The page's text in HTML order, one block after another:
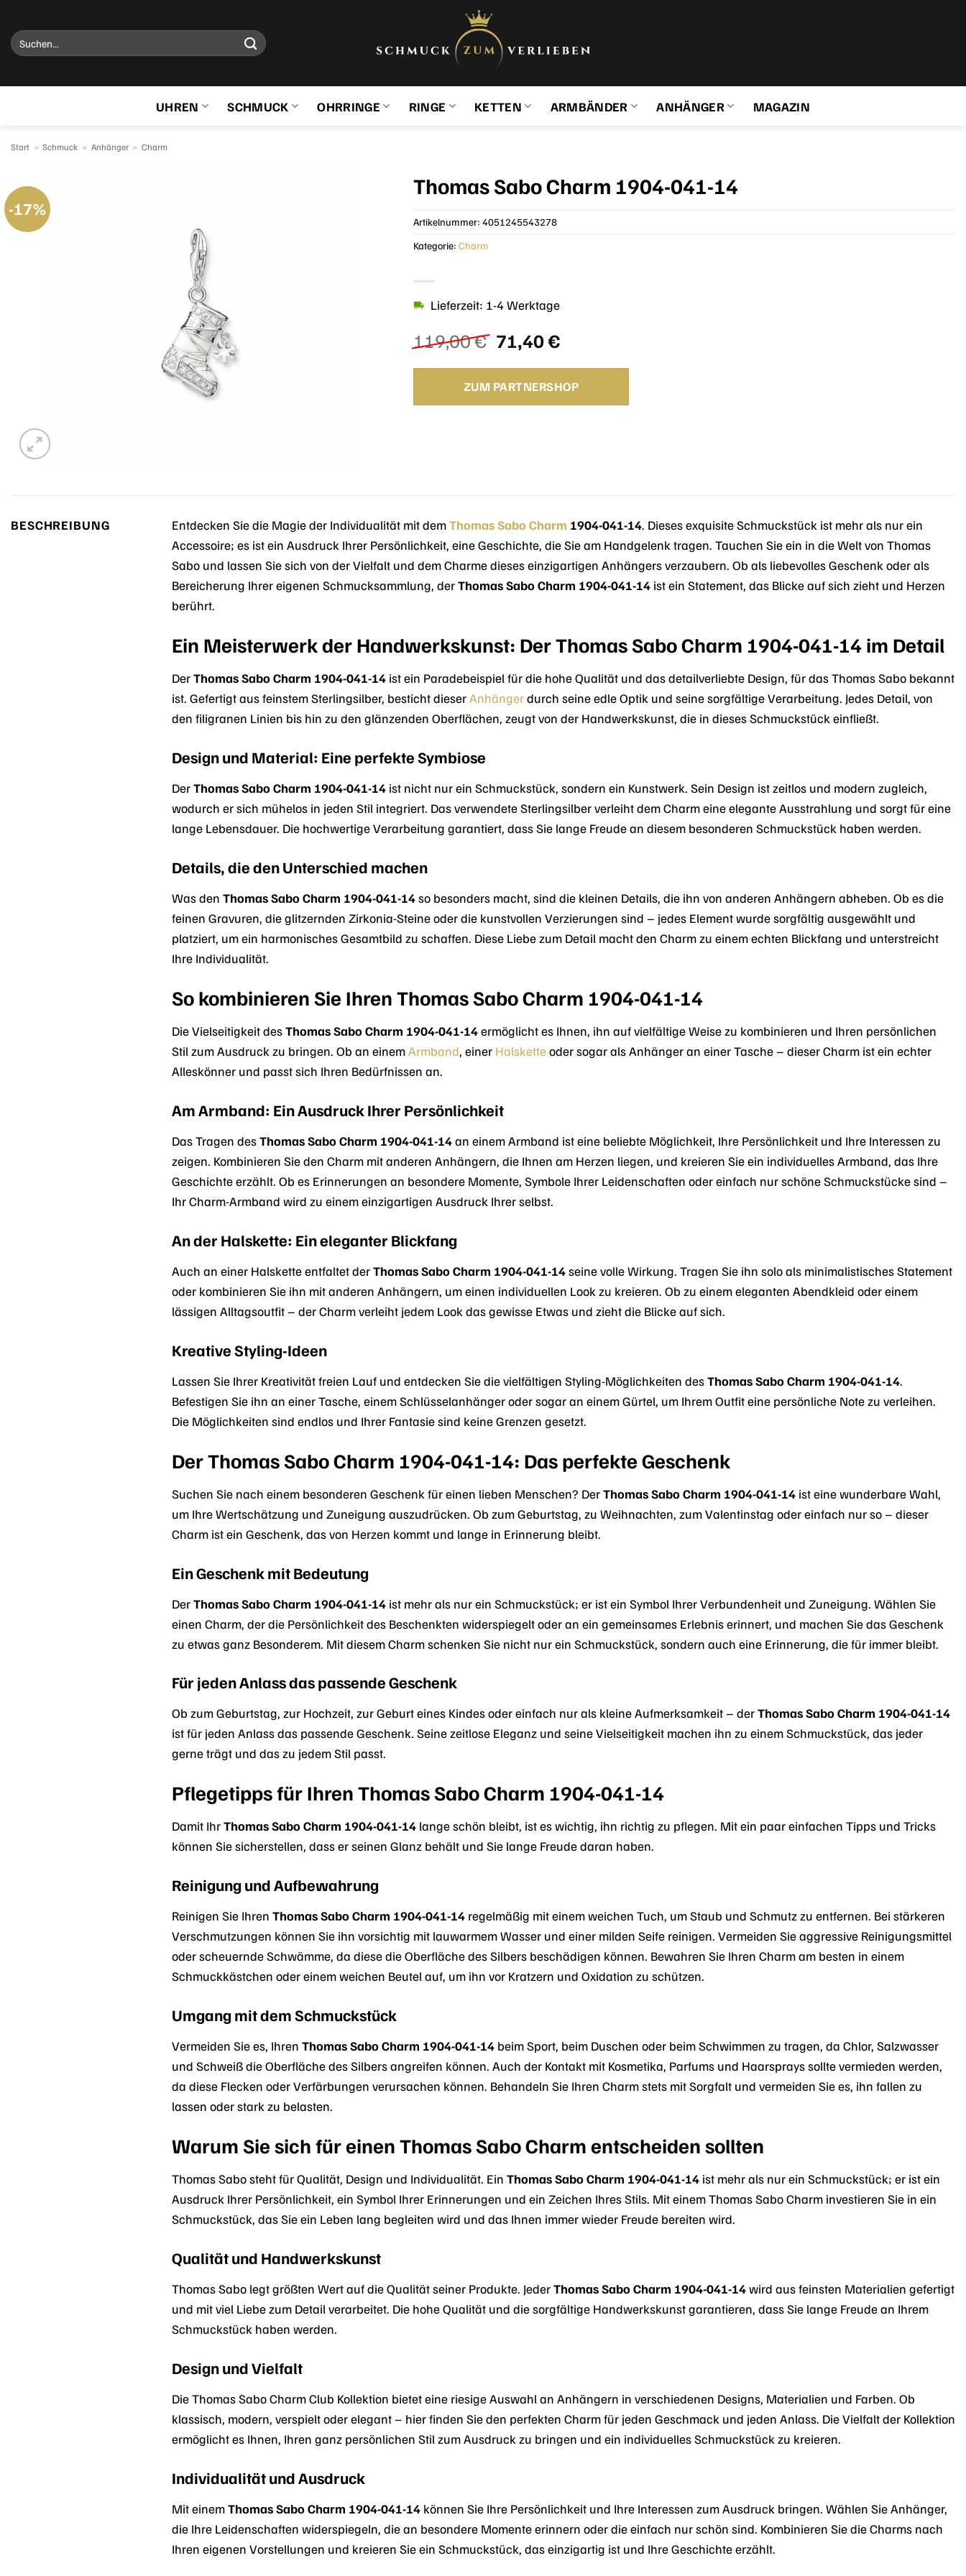
Inhalt
springen
Suchen
nach:
UHREN SCHMUCK OHRRINGE RINGE KETTEN ARMBÄNDER ANHÄNGER MAGAZIN
Start » Schmuck » Anhänger » Charm
-17%
Thomas Sabo Charm 1904-041-14
119,00€ Ursprünglicher
Preis
war:
119,00 €
71,40€Aktueller
ist:
71,40 €.
Lieferzeit: 1-4 Werktage
ZUM PARTNERSHOP
Artikelnummer: 4051245543278
Kategorie: Charm
BESCHREIBUNG Entdecken Sie die Magie der Individualität mit demThomas SaboCharm 1904-041-14. Dieses exquisite Schmuckstück ist mehr als nur ein
Accessoire; es ist ein Ausdruck Ihrer Persönlichkeit, eine Geschichte, die Sie am Handgelenk tragen. Tauchen Sie ein in die Welt von Thomas
Sabo und lassen Sie sich von der Vielfalt und dem Charme dieses einzigartigen Anhängers verzaubern. Ob als liebevolles Geschenk oder als
Bereicherung Ihrer eigenen Schmucksammlung, derThomas Sabo Charm 1904-041-14 ist ein Statement, das Blicke auf sich zieht und Herzen
berührt.
Ein Meisterwerk der Handwerkskunst: Der Thomas Sabo Charm 1904-041-14 im Detail
DerThomas Sabo Charm 1904-041-14 ist ein Paradebeispiel für die hohe Qualität und das detailverliebte Design, für das Thomas Sabo bekannt
ist. Gefertigt aus feinstem Sterlingsilber, besticht dieserAnhängerdurch seine edle Optik und seine sorgfältige Verarbeitung. Jedes Detail, von
den filigranen Linien bis hin zu den glänzenden Oberflächen, zeugt von der Handwerkskunst, die in dieses Schmuckstück einfließt.
Design und Material: Eine perfekte Symbiose
DerThomas Sabo Charm 1904-041-14 ist nicht nur ein Schmuckstück, sondern ein Kunstwerk. Sein Design ist zeitlos und modern zugleich,
wodurch er sich mühelos in jeden Stil integriert. Das verwendete Sterlingsilber verleiht dem Charm eine elegante Ausstrahlung und sorgt für eine
lange Lebensdauer. Die hochwertige Verarbeitung garantiert, dass Sie lange Freude an diesem besonderen Schmuckstück haben werden.
Details, die den Unterschied machen
Was den Thomas Sabo Charm 1904-041-14so besonders macht, sind die kleinen Details, die ihn von anderen Anhängern abheben. Ob es die
feinen Gravuren, die glitzernden Zirkonia-Steine oder die kunstvollen Verzierungen sind – jedes Element wurde sorgfältig ausgewählt und
platziert, um ein harmonisches Gesamtbild zu schaffen. Diese Liebe zum Detail macht den Charm zu einem echten Blickfang und unterstreicht
Ihre Individualität.
So kombinieren Sie Ihren Thomas Sabo Charm 1904-041-14
Die Vielseitigkeit desThomas Sabo Charm 1904-041-14ermöglicht es Ihnen, ihn auf vielfältige Weise zu kombinieren und Ihren persönlichen
Stil zum Ausdruck zu bringen. Ob an einemArmband, einer Halsketteoder sogar als Anhänger an einer Tasche – dieser Charm ist ein echter
Alleskönner und passt sich Ihren Bedürfnissen an.
Am Armband: Ein Ausdruck Ihrer Persönlichkeit
Das Tragen desThomas Sabo Charm 1904-041-14an einem Armband ist eine beliebte Möglichkeit, Ihre Persönlichkeit und Ihre Interessen zu
zeigen. Kombinieren Sie den Charm mit anderen Anhängern, die Ihnen am Herzen liegen, und kreieren Sie ein individuelles Armband, das Ihre
Geschichte erzählt. Ob es Erinnerungen an besondere Momente, Symbole Ihrer Leidenschaften oder einfach nur schöne Schmuckstücke sind –
Ihr Charm-Armband wird zu einem einzigartigen Ausdruck Ihrer selbst.
An der Halskette: Ein eleganter Blickfang
Auch an einer Halskette entfaltet derThomas Sabo Charm 1904-041-14seine volle Wirkung. Tragen Sie ihn solo als minimalistisches Statement
oder kombinieren Sie ihn mit anderen Anhängern, um einen individuellen Look zu kreieren. Ob zu einem eleganten Abendkleid oder einem
lässigen Alltagsoutfit – der Charm verleiht jedem Look das gewisse Etwas und zieht die Blicke auf sich.
Kreative Styling-Ideen
Lassen Sie Ihrer Kreativität freien Lauf und entdecken Sie die vielfältigen Styling-Möglichkeiten desThomas Sabo Charm 1904-041-14.
Befestigen Sie ihn an einer Tasche, einem Schlüsselanhänger oder sogar an einem Gürtel, um Ihrem Outfit eine persönliche Note zu verleihen.
Die Möglichkeiten sind endlos und Ihrer Fantasie sind keine Grenzen gesetzt.
Der Thomas Sabo Charm 1904-041-14: Das perfekte Geschenk
Suchen Sie nach einem besonderen Geschenk für einen lieben Menschen? DerThomas Sabo Charm 1904-041-14 ist eine wunderbare Wahl,
um Ihre Wertschätzung und Zuneigung auszudrücken. Ob zum Geburtstag, zu Weihnachten, zum Valentinstag oder einfach nur so – dieser
Charm ist ein Geschenk, das von Herzen kommt und lange in Erinnerung bleibt.
Ein Geschenk mit Bedeutung
DerThomas Sabo Charm 1904-041-14 ist mehr als nur ein Schmuckstück; er ist ein Symbol Ihrer Verbundenheit und Zuneigung. Wählen Sie
einen Charm, der die Persönlichkeit des Beschenkten widerspiegelt oder an ein gemeinsames Erlebnis erinnert, und machen Sie das Geschenk
zu etwas ganz Besonderem. Mit diesem Charm schenken Sie nicht nur ein Schmuckstück, sondern auch eine Erinnerung, die für immer bleibt.
Für jeden Anlass das passende Geschenk
Ob zum Geburtstag, zur Hochzeit, zur Geburt eines Kindes oder einfach nur als kleine Aufmerksamkeit – derThomas Sabo Charm 1904-041-14
ist für jeden Anlass das passende Geschenk. Seine zeitlose Eleganz und seine Vielseitigkeit machen ihn zu einem Schmuckstück, das jeder
gerne trägt und das zu jedem Stil passt.
Pflegetipps für Ihren Thomas Sabo Charm 1904-041-14
Damit IhrThomas Sabo Charm 1904-041-14 lange schön bleibt, ist es wichtig, ihn richtig zu pflegen. Mit ein paar einfachen Tipps und Tricks
können Sie sicherstellen, dass er seinen Glanz behält und Sie lange Freude daran haben.
Reinigung und Aufbewahrung
Reinigen Sie Ihren Thomas Sabo Charm 1904-041-14 regelmäßig mit einem weichen Tuch, um Staub und Schmutz zu entfernen. Bei stärkeren
Verschmutzungen können Sie ihn vorsichtig mit lauwarmem Wasser und einer milden Seife reinigen. Vermeiden Sie aggressive Reinigungsmittel
oder scheuernde Schwämme, da diese die Oberfläche des Silbers beschädigen können. Bewahren Sie Ihren Charm am besten in einem
Schmuckkästchen oder einem weichen Beutel auf, um ihn vor Kratzern und Oxidation zu schützen.
Umgang mit dem Schmuckstück
Vermeiden Sie es, Ihren Thomas Sabo Charm 1904-041-14 beim Sport, beim Duschen oder beim Schwimmen zu tragen, da Chlor, Salzwasser
und Schweiß die Oberfläche des Silbers angreifen können. Auch der Kontakt mit Kosmetika, Parfums und Haarsprays sollte vermieden werden,
da diese Flecken oder Verfärbungen verursachen können. Behandeln Sie Ihren Charm stets mit Sorgfalt und vermeiden Sie es, ihn fallen zu
lassen oder stark zu belasten.
Warum Sie sich für einen Thomas Sabo Charm entscheiden sollten
Thomas Sabo steht für Qualität, Design und Individualität. Ein Thomas Sabo Charm 1904-041-14 ist mehr als nur ein Schmuckstück; er ist ein
Ausdruck Ihrer Persönlichkeit, ein Symbol Ihrer Erinnerungen und ein Zeichen Ihres Stils. Mit einem Thomas Sabo Charm investieren Sie in ein
Schmuckstück, das Sie ein Leben lang begleiten wird und das Ihnen immer wieder Freude bereiten wird.
Qualität und Handwerkskunst
Thomas Sabo legt größten Wert auf die Qualität seiner Produkte. JederThomas Sabo Charm 1904-041-14wird aus feinsten Materialien gefertigt
und mit viel Liebe zum Detail verarbeitet. Die hohe Qualität und die sorgfältige Handwerkskunst garantieren, dass Sie lange Freude an Ihrem
Schmuckstück haben werden.
Design und Vielfalt
Die Thomas Sabo Charm Club Kollektion bietet eine riesige Auswahl an Anhängern in verschiedenen Designs, Materialien und Farben. Ob
klassisch, modern, verspielt oder elegant – hier finden Sie den perfekten Charm für jeden Geschmack und jeden Anlass. Die Vielfalt der Kollektion
ermöglicht es Ihnen, Ihren ganz persönlichen Stil zum Ausdruck zu bringen und ein individuelles Schmuckstück zu kreieren.
Individualität und Ausdruck
Mit einemThomas Sabo Charm 1904-041-14 können Sie Ihre Persönlichkeit und Ihre Interessen zum Ausdruck bringen. Wählen Sie Anhänger,
die Ihre Leidenschaften widerspiegeln, die an besondere Momente erinnern oder die einfach nur schön sind. Kombinieren Sie die Charms nach
Ihren eigenen Vorstellungen und kreieren Sie ein Schmuckstück, das einzigartig ist und Ihre Geschichte erzählt.